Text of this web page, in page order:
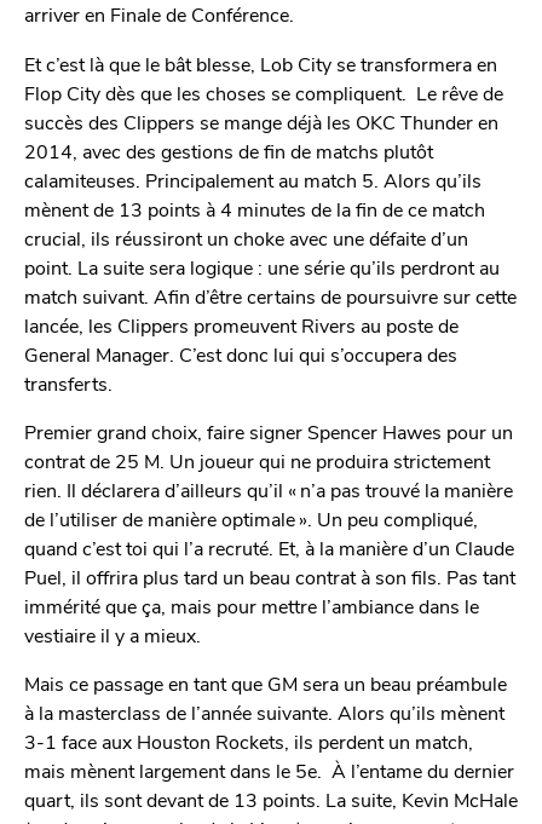
arriver en Finale de Conférence.
Et c’est là que le bât blesse, Lob City se transformera en
Flop City dès que les choses se compliquent. Le rêve de
succès des Clippers se mange déjà les OKC Thunder en
2014, avec des gestions de fin de matchs plutôt
calamiteuses. Principalement au match 5. Alors qu’ils
mènent de 13 points à 4 minutes de la fin de ce match
crucial, ils réussiront un choke avec une défaite d’un
point. La suite sera logique : une série qu’ils perdront au
match suivant. Afin d’être certains de poursuivre sur cette
lancée, les Clippers promeuvent Rivers au poste de
General Manager. C’est donc lui qui s’occupera des
transferts.
Premier grand choix, faire signer Spencer Hawes pour un
contrat de 25 M. Un joueur qui ne produira strictement
rien. Il déclarera d’ailleurs qu’il « n’a pas trouvé la manière
de l’utiliser de manière optimale ». Un peu compliqué,
quand c’est toi qui l’a recruté. Et, à la manière d’un Claude
Puel, il offrira plus tard un beau contrat à son fils. Pas tant
immérité que ça, mais pour mettre l’ambiance dans le
vestiaire il y a mieux.
Mais ce passage en tant que GM sera un beau préambule
à la masterclass de l’année suivante. Alors qu’ils mènent
3-1 face aux Houston Rockets, ils perdent un match,
mais mènent largement dans le 5e. À l’entame du dernier
quart, ils sont devant de 13 points. La suite, Kevin McHale